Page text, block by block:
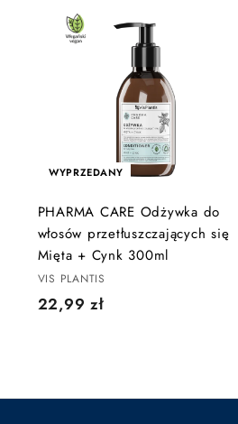
WYPRZEDANY
PHARMA CARE Odżywka do
włosów przetłuszczających się
Mięta + Cynk 300ml
VIS PLANTIS
22,99 zł2
9